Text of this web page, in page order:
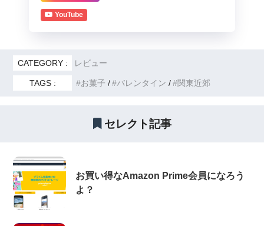
YouTube
CATEGORY : レビュー
TAGS : お菓子 バレンタイン 関東近郊
セレクト記事
お買い得なAmazon Prime会員になろう
よ？